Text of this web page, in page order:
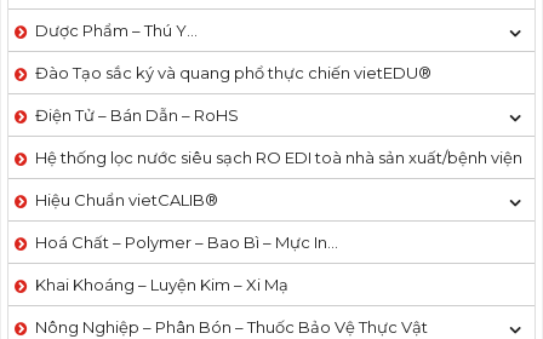
Dược Phẩm – Thú Y…
Đào Tạo sắc ký và quang phổ thực chiến vietEDU®
Điện Tử – Bán Dẫn – RoHS
Hệ thống lọc nước siêu sạch RO EDI​​ toà nhà sản xuất/bệnh viện
Hiệu Chuẩn vietCALIB®
Hoá Chất – Polymer – Bao Bì – Mực In…
Khai Khoáng – Luyện Kim – Xi Mạ
Nông Nghiệp – Phân Bón – Thuốc Bảo Vệ Thực Vật